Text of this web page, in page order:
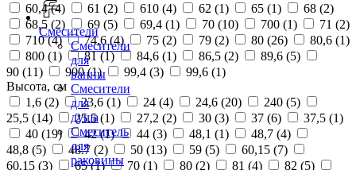
Смесители
Смесители
для
ванны
Смесители
для
душа
Смеситель
для
раковины
60,4 (4) 61 (2) 610 (4) 62 (1) 65 (1) 68 (2)
68,5 (2) 69 (5) 69,4 (1) 70 (10) 700 (1) 71 (2)
710 (4) 74,6 (4) 75 (2) 79 (2) 80 (26) 80,6 (1)
800 (1) 81 (1) 84,6 (1) 86,5 (2) 89,6 (5)
90 (11) 900 (1) 99,4 (3) 99,6 (1)
Высота, см
1,6 (2) 23,6 (1) 24 (4) 24,6 (20) 240 (5)
25,5 (14) 25.5 (1) 27,2 (2) 30 (3) 37 (6) 37,5 (1)
40 (19) 42 (1) 44 (3) 48,1 (1) 48,7 (4)
48,8 (5) 48.7 (2) 50 (13) 59 (5) 60,15 (7)
60.15 (3) 65 (1) 70 (1) 80 (2) 81 (4) 82 (5)